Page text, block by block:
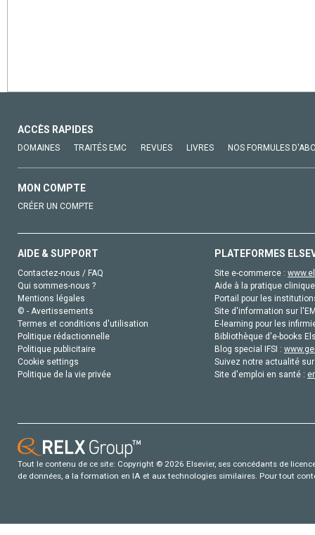
ACCÈS RAPIDES
DOMAINES TRAITÉS EMC REVUES LIVRES NOS FORMULES
MON COMPTE
CRÉER UN COMPTE
AIDE & SUPPORT
Contactez-nous / FAQ
Qui sommes-nous ?
Mentions légales
© - Avertissements
Termes et conditions d'utilisation
Politique rédactionnelle
Politique publicitaire
Cookie settings
Politique de la vie privée
PLATEFORMES
Site e-commerce :
Aide à la pratique
Portail pour les
Site d'information sur
E-learning pour les
Bibliothèque d'e-books
Blog special IFSI :
Suivez notre actualité
Site d'emploi en santé :
Tout le contenu de ce site: Copyright © 2026 Elsevier, ses concédants de
de données, a la formation en IA et aux technologies similaires. Pour tout